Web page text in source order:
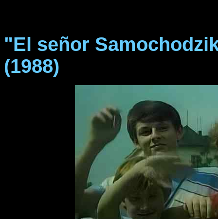
"El señor
(1988)